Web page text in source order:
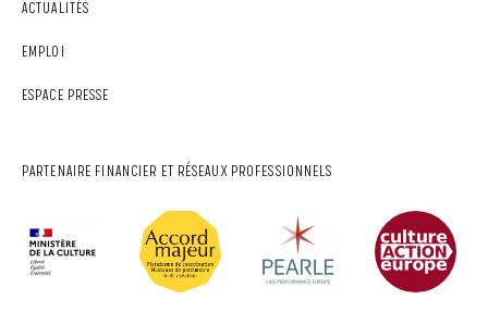
ACTUALITÉS
EMPLOI
ESPACE PRESSE
PARTENAIRE FINANCIER ET RÉSEAUX PROFESSIONNELS